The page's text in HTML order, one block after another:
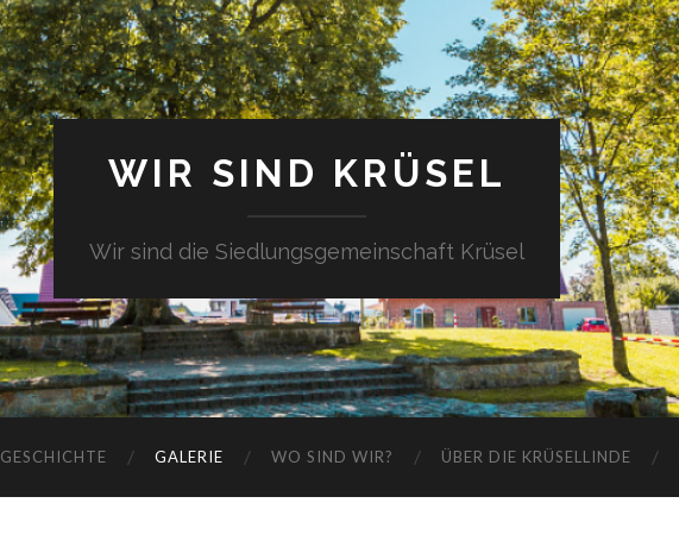
WIR SIND KRÜSEL
Wir sind die Siedlungsgemeinschaft Krüsel
GESCHICHTE GALERIE WO SIND WIR? ÜBER DIE KRÜSELLINDE